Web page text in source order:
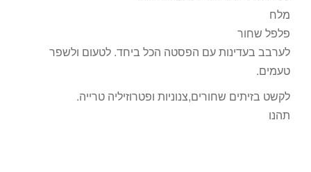
מלח
פלפל שחור
לערבב בעדינות עם הפסטה הכל ביחד. לטעום ולשפר
טעמים.
לקשט בזיתים שחורים,צנוניות ופטרוזיליה טרייה.
תהנו